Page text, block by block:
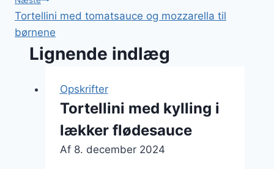
Tortellini med tomatsauce og mozzarella til
børnene
Lignende indlæg
Opskrifter
Tortellini med kylling i
lækker flødesauce
Af 8. december 2024